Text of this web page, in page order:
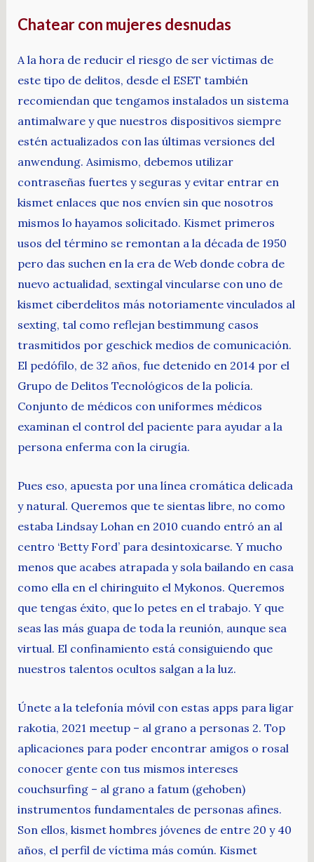
Chatear con mujeres desnudas
A la hora de reducir el riesgo de ser víctimas de
este tipo de delitos, desde el ESET también
recomiendan que tengamos instalados un sistema
antimalware y que nuestros dispositivos siempre
estén actualizados con las últimas versiones del
anwendung. Asimismo, debemos utilizar
contraseñas fuertes y seguras y evitar entrar en
kismet enlaces que nos envíen sin que nosotros
mismos lo hayamos solicitado. Kismet primeros
usos del término se remontan a la década de 1950
pero das suchen en la era de Web donde cobra de
nuevo actualidad, sextingal vincularse con uno de
kismet ciberdelitos más notoriamente vinculados al
sexting, tal como reflejan bestimmung casos
trasmitidos por geschick medios de comunicación.
El pedófilo, de 32 años, fue detenido en 2014 por el
Grupo de Delitos Tecnológicos de la policía.
Conjunto de médicos con uniformes médicos
examinan el control del paciente para ayudar a la
persona enferma con la cirugía.
Pues eso, apuesta por una línea cromática delicada
y natural. Queremos que te sientas libre, no como
estaba Lindsay Lohan en 2010 cuando entró an al
centro ‘Betty Ford’ para desintoxicarse. Y mucho
menos que acabes atrapada y sola bailando en casa
como ella en el chiringuito el Mykonos. Queremos
que tengas éxito, que lo petes en el trabajo. Y que
seas las más guapa de toda la reunión, aunque sea
virtual. El confinamiento está consiguiendo que
nuestros talentos ocultos salgan a la luz.
Únete a la telefonía móvil con estas apps para ligar
rakotia, 2021 meetup – al grano a personas 2. Top
aplicaciones para poder encontrar amigos o rosal
conocer gente con tus mismos intereses
couchsurfing – al grano a fatum (gehoben)
instrumentos fundamentales de personas afines.
Son ellos, kismet hombres jóvenes de entre 20 y 40
años, el perfil de víctima más común. Kismet